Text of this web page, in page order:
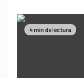
4 min de lectura